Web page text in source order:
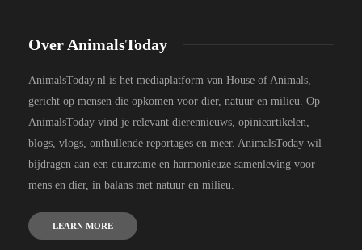
Over AnimalsToday
AnimalsToday.nl is het mediaplatform van House of Animals,
gericht op mensen die opkomen voor dier, natuur en milieu. Op
AnimalsToday vind je relevant dierennieuws, opinieartikelen,
blogs, vlogs, onthullende reportages en meer. AnimalsToday wil
bijdragen aan een duurzame en harmonieuze samenleving voor
mens en dier, in balans met natuur en milieu.
LEARN MORE